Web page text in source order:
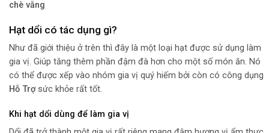
chè vằng
Hạt dổi có tác dụng gì?
Như đã giới thiệu ở trên thì đây là một loại hạt được sử dụng làm
gia vị. Giúp tăng thêm phần đậm đà hơn cho một số món ăn. Nó
có thể được xếp vào nhóm gia vị quý hiếm bởi còn có công dụng
Hỗ Trợsức khỏe rất tốt.
Khi hạt dổi dùng để làm gia vị